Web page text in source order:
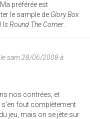
préférée est
le sample de Glory Box
Is Round The Corner
le sam 28/06/2008 à
nos contrées, et
fout complètement
jeu, mais on se jète sur